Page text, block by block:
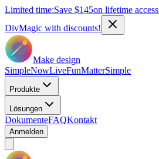
Limited time:Save $145on lifetime access
DivMagic with discounts!
Make design
SimpleNowLiveFunMatterSimple
Produkte
Lösungen
DokumenteFAQKontakt
Anmelden